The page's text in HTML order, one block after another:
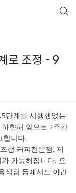
로 조정 - 9
단계를 시행했었는
향해 앞으로 2주간
합니다.
형 커피전문점, 제
가능해집니다. 오
식점 등에서도 야간